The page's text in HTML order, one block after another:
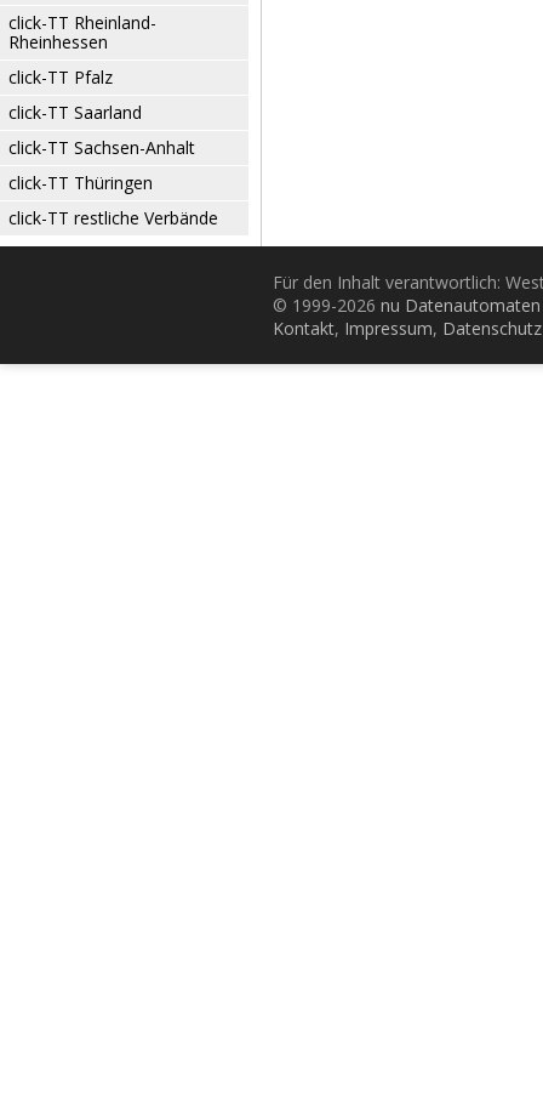
click-TT Rheinland-
Rheinhessen
click-TT Pfalz
click-TT Saarland
click-TT Sachsen-Anhalt
click-TT Thüringen
click-TT restliche Verbände
Für den Inhalt verantwortlich:
© 1999-2026 nu
Kontakt, Impressum, Datenschutz